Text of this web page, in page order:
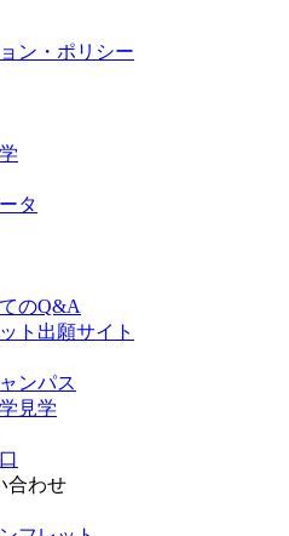
ン・ポリシー
タ
のQ&A
ト出願サイト
ンパス
見学
合わせ